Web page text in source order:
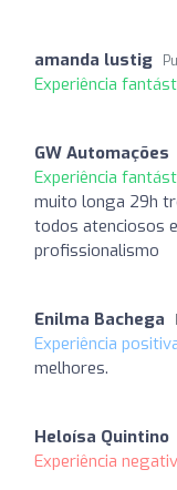
amanda lustig
Experiência
GW Automações
Experiência
muito longa 29h
todos atenciosos
profissionalismo
Enilma Bachega
Experiência
melhores.
Heloísa Quintino
Experiência